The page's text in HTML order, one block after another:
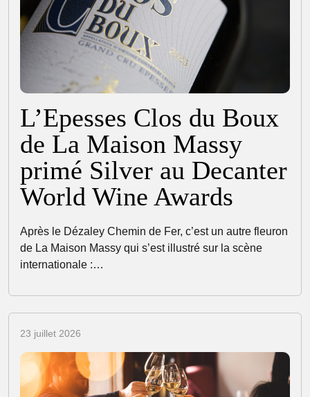
L’Epesses Clos du Boux
de La Maison Massy
primé Silver au Decanter
World Wine Awards
Après le Dézaley Chemin de Fer, c’est un autre fleuron
de La Maison Massy qui s’est illustré sur la scène
internationale :…
23 juillet 2026